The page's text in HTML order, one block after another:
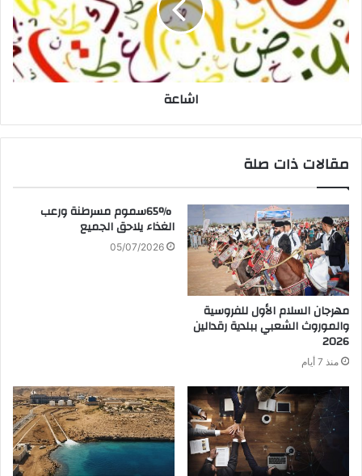
اشاعة
مقالات ذات صلة
‬2026‭ ‬
منذ 7 أيام
‬الغذاء‭ ‬يلاحق‭ ‬الجميع‭ ‬
05/07/2026